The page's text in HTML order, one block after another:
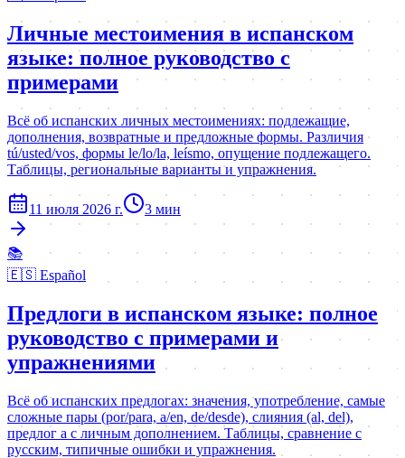
Личные местоимения в испанском
языке: полное руководство с
примерами
Всё об испанских личных местоимениях: подлежащие,
дополнения, возвратные и предложные формы. Различия
tú/usted/vos, формы le/lo/la, leísmo, опущение подлежащего.
Таблицы, региональные варианты и упражнения.
11 июля 2026 г. 3 мин
📚
🇪🇸 Español
Предлоги в испанском языке: полное
руководство с примерами и
упражнениями
Всё об испанских предлогах: значения, употребление, самые
сложные пары (por/para, a/en, de/desde), слияния (al, del),
предлог a с личным дополнением. Таблицы, сравнение с
русским, типичные ошибки и упражнения.